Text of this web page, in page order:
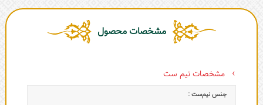
مشخصات محصول
مشخصات نیم ست
جنس نیم‌ست :